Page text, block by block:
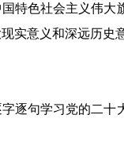
特色社会主义伟大
实意义和深远历史意
句学习党的二十